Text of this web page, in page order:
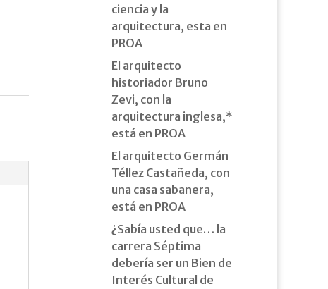
ciencia y la
arquitectura, esta en
PROA
El arquitecto
historiador Bruno
Zevi, con la
arquitectura inglesa,*
está en PROA
El arquitecto Germán
Téllez Castañeda, con
una casa sabanera,
está en PROA
¿Sabía usted que… la
carrera Séptima
debería ser un Bien de
Interés Cultural de